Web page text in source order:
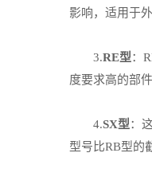
影响，适用于
3.RE型：
度要求高的部件
4.SX型：
型号比RB型的